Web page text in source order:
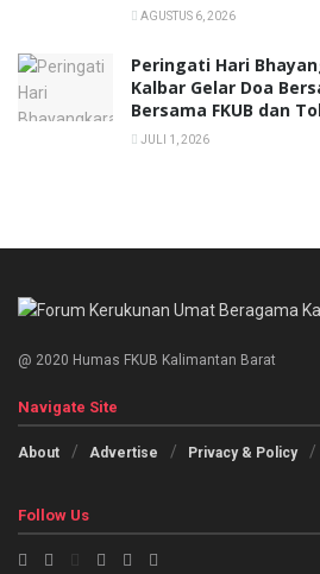
AGUSTUS 6, 2026
Peringati Hari
Kalbar Gelar Doa
Bersama FKUB dan
JULI 1, 2026
@ 2020 Humas FKUB Kalimantan Barat
Navigate Site
About Advertise Privacy & Policy
Follow Us